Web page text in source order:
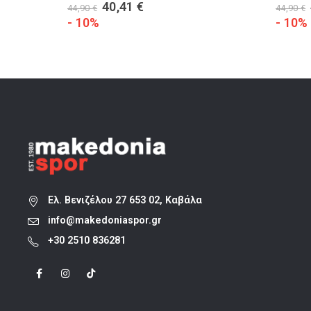
44,90€ Original
40,41 €
- 10%
44,90€
- 10%
Ελ. Βενιζέλου 27 653 02, Καβάλα
info@makedoniaspor.gr
+30 2510 836281